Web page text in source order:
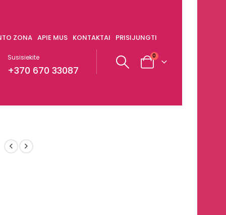
ZONA APIE MUS KONTAKTAI PRISIJUNGTI
Susisiekite
+370 670 33087
0